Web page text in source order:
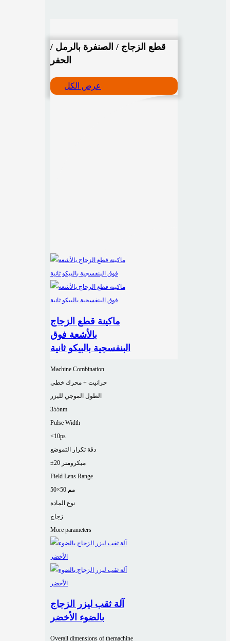
قطع الزجاج / الصنفرة بالرمل /
الحفر
عرض الكل
ماكينة قطع الزجاج
بالأشعة فوق
البنفسجية بالبيكو ثانية
Machine Combination
جرانيت + محرك خطي
الطول الموجي لليزر
355nm
Pulse Width
<10ps
دقة تكرار التموضع
±20 ميكرومتر
Field Lens Range
50×50 مم
نوع المادة
زجاج
More parameters
آلة ثقب ليزر الزجاج
بالضوء الأخضر
Overall dimensions of themachine